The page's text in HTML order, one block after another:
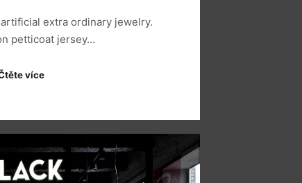
extra ordinary jewelry.
petticoat jersey…
více